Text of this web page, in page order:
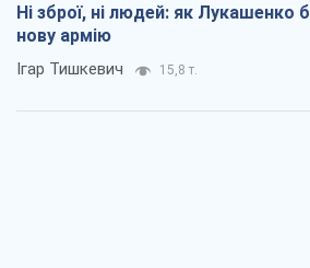
Ні зброї, ні людей: як Лукашенко
нову армію
Ігар Тишкевич 15,8 т.